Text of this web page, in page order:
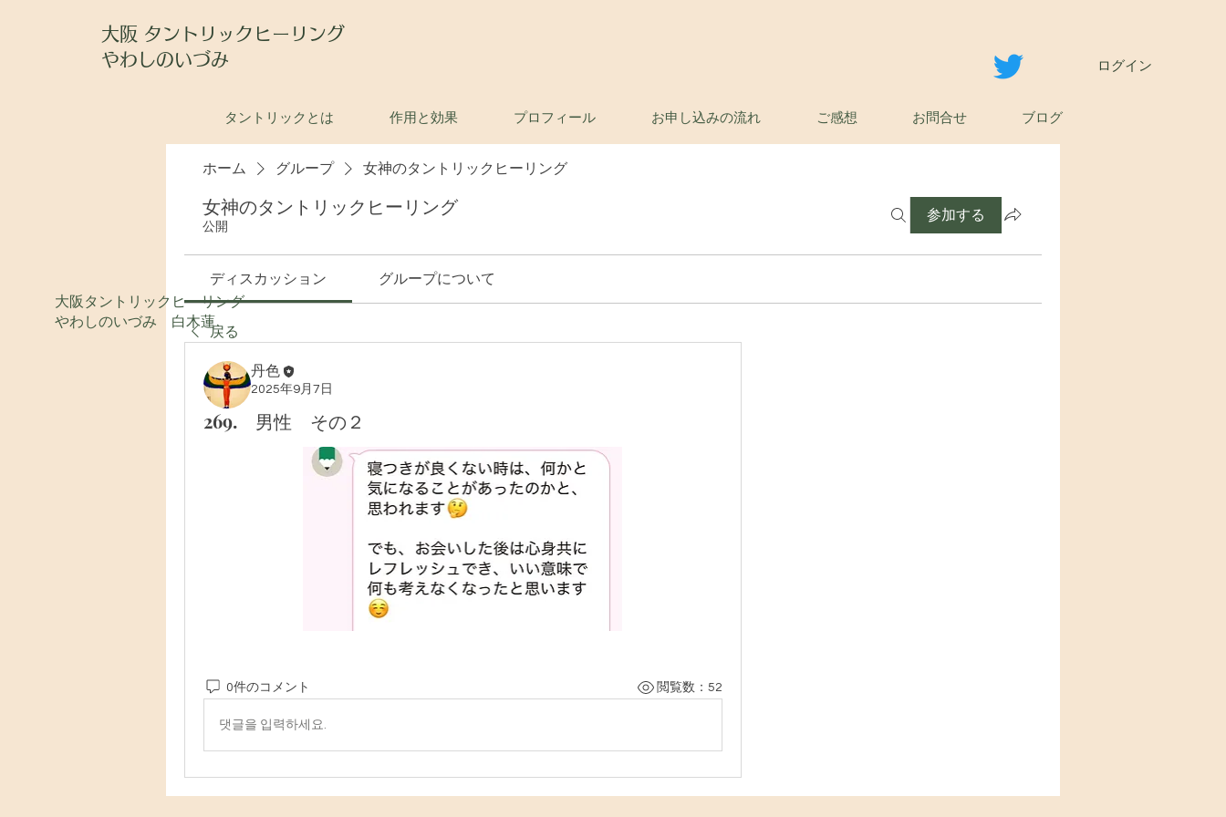
大阪 タントリックヒーリング
やわしのいづみ
ログイン
タントリックとは 作用と効果 プロフィール お申し込みの流れ ご感想 お問合せ ブログ
ホーム グループ 女神のタントリックヒーリング
女神のタントリックヒーリング
公開
参加する
ディスカッション グループについて
戻る
丹色
2025年9月7日
269. 男性 その２
0件のコメント 閲覧数：52
댓글을 입력하세요.
大阪タントリックヒーリング
やわしのいづみ 白木蓮